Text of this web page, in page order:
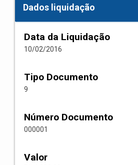
Dados liquidação
Data da Liquidação
10/02/2016
Tipo Documento
9
Número Documento
000001
Valor